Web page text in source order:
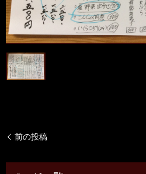
前の投稿